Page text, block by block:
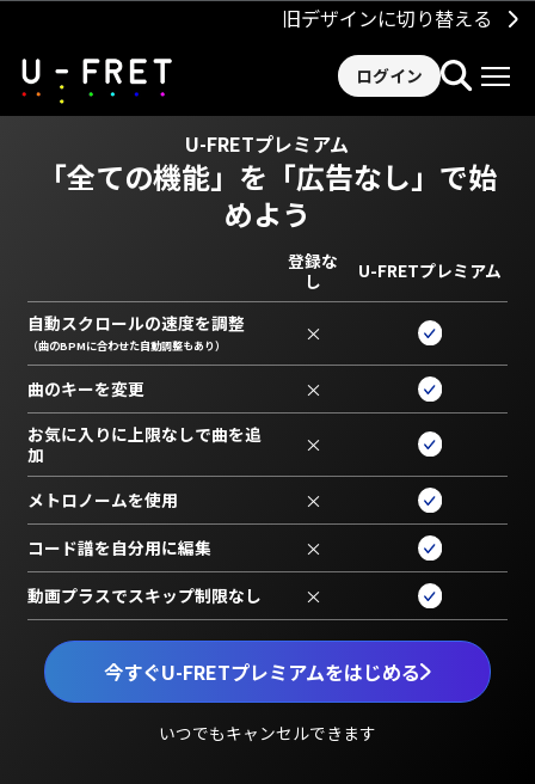
旧デザインに切り替える
ログイン
U-FRETプレミアム
「全ての機能」を 「広告なし」で始
めよう
今すぐU-FRETプレミアムをはじめる
いつでもキャンセルできます
登録な
し
U-FRETプレミアム
自動スクロールの速度を調整
（曲のBPMに合わせた自動調整もあり） ×
曲のキーを変更 ×
お気に入りに上限なしで曲を追
加
×
メトロノームを使用 ×
コード譜を自分用に編集 ×
動画プラスでスキップ制限なし ×